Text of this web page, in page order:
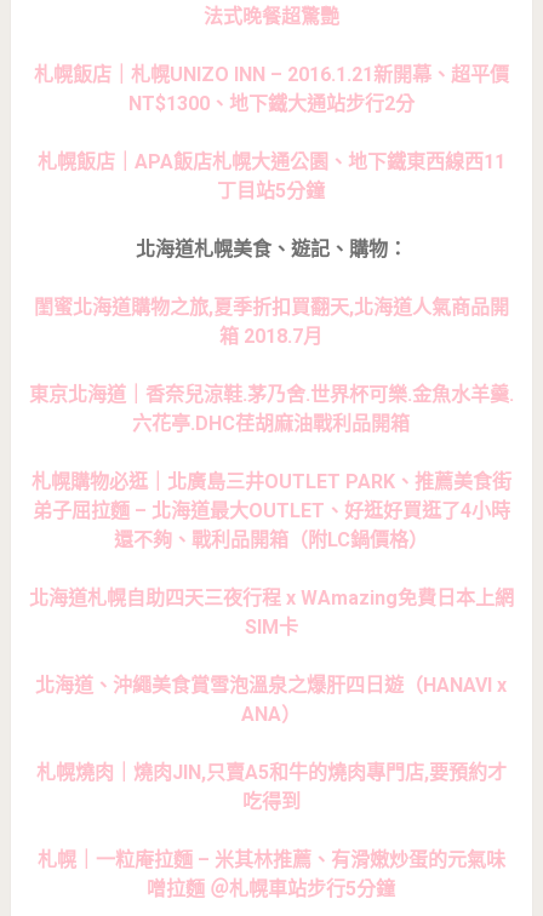
法式晚餐超驚艷
札幌飯店｜札幌UNIZO INN – 2016.1.21新開幕、超平價
NT$1300、地下鐵大通站步行2分
札幌飯店｜APA飯店札幌大通公園、地下鐵東西線西11
丁目站5分鐘
北海道札幌美食、遊記、購物：
閨蜜北海道購物之旅,夏季折扣買翻天,北海道人氣商品開
箱 2018.7月
東京北海道｜香奈兒涼鞋.茅乃舍.世界杯可樂.金魚水羊羹.
六花亭.DHC荏胡麻油戰利品開箱
札幌購物必逛｜北廣島三井OUTLET PARK、推薦美食街
弟子屈拉麵 – 北海道最大OUTLET、好逛好買逛了4小時
還不夠、戰利品開箱（附LC鍋價格）
北海道札幌自助四天三夜行程 x WAmazing免費日本上網
SIM卡
北海道、沖繩美食賞雪泡溫泉之爆肝四日遊（HANAVI x
ANA）
札幌燒肉｜燒肉JIN,只賣A5和牛的燒肉專門店,要預約才
吃得到
札幌｜一粒庵拉麵 – 米其林推薦、有滑嫩炒蛋的元氣味
噌拉麵 ＠札幌車站步行5分鐘